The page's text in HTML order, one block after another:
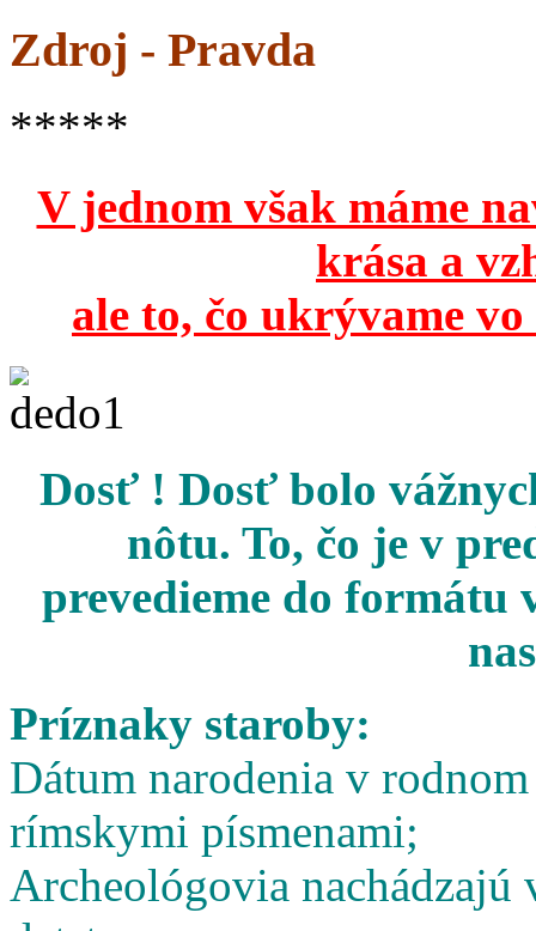
Zdroj - Pravda
*****
V jednom však máme
krása a
ale to, čo ukrývame
Dosť ! Dosť bolo
nôtu. To, čo je v
prevedieme do formátu
Príznaky staroby:
Dátum narodenia v
rímskymi písmenami;
Archeológovia nachádzajú